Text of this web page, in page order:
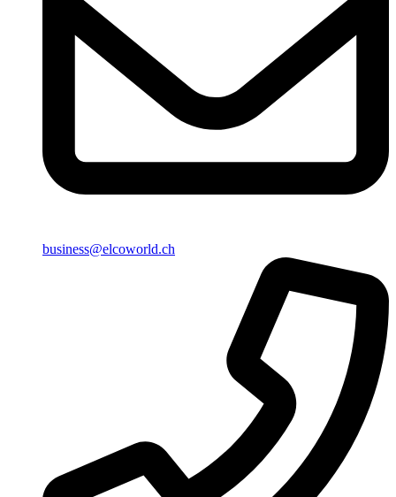
business@elcoworld.ch